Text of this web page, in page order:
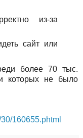
из-за
сайт или
более 70 тыс.
которых не было
160655.phtml